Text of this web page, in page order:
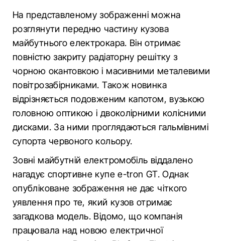
На представленому зображенні можна
розглянути передню частину кузова
майбутнього електрокара. Він отримає
повністю закриту радіаторну решітку з
чорною окантовкою і масивними металевими
повітрозабірниками. Також новинка
відрізняється подовженим капотом, вузькою
головною оптикою і двоколірними колісними
дисками. За ними проглядаються гальмівнимі
супорта червоного кольору.
Зовні майбутній електромобіль віддалено
нагадує спортивне купе e-tron GT. Однак
опубліковане зображення не дає чіткого
уявлення про те, який кузов отримає
загадкова модель. Відомо, що компанія
працювала над новою електричної